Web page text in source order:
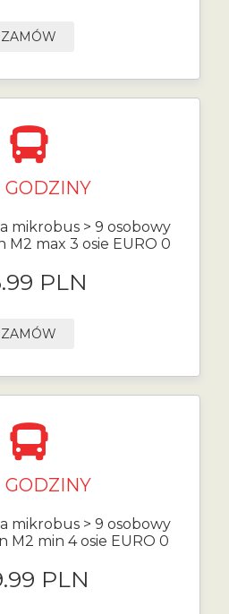
ZAMÓW
GODZINY
mikrobus > 9 osobowy
M2 max 3 osie EURO 0
PLN
ZAMÓW
GODZINY
mikrobus > 9 osobowy
M2 min 4 osie EURO 0
PLN